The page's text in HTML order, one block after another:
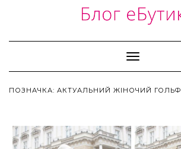
Toggle
Navigation
ПОЗНАЧКА: АКТУАЛЬНИЙ ЖІНОЧИЙ ГОЛЬФ